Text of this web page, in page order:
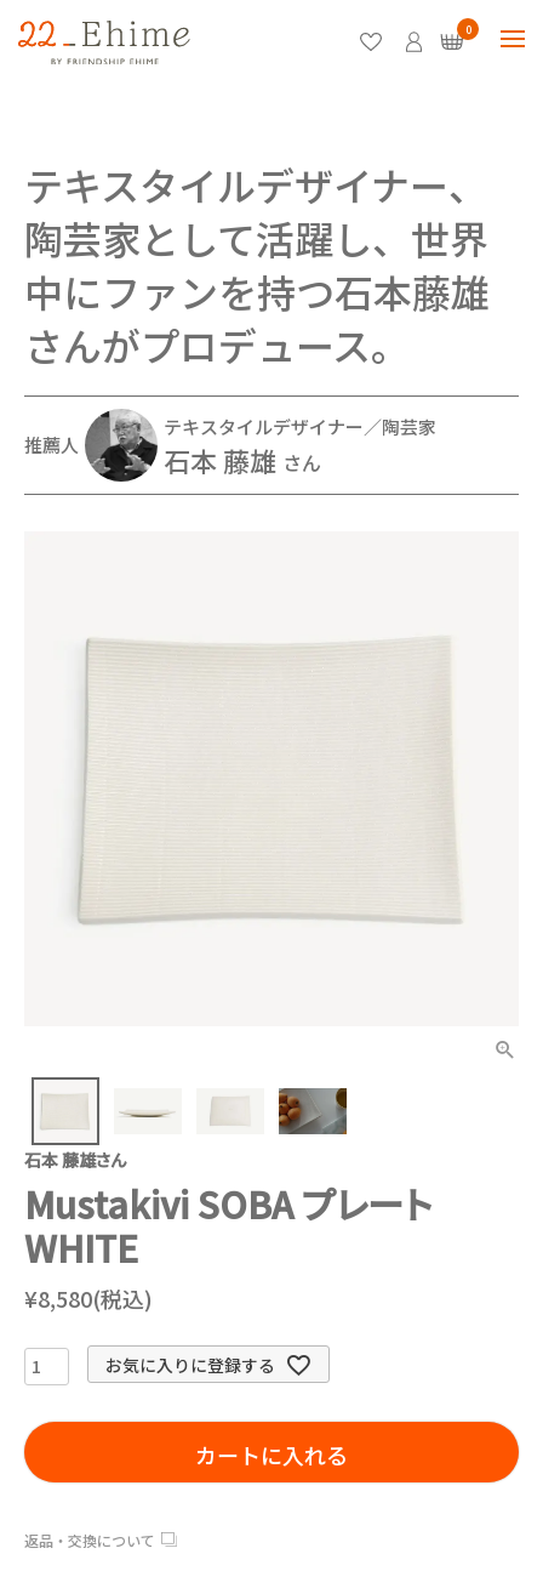
0
テキスタイルデザイナー、
陶芸家として活躍し、世界
中にファンを持つ石本藤雄
さんがプロデュース。
推薦人
テキスタイルデザイナー／陶芸家
石本 藤雄 さん
石本 藤雄さん
Mustakivi SOBA プレート
WHITE
¥8,580(税込)
お気に入りに登録する
カートに入れる
返品・交換について